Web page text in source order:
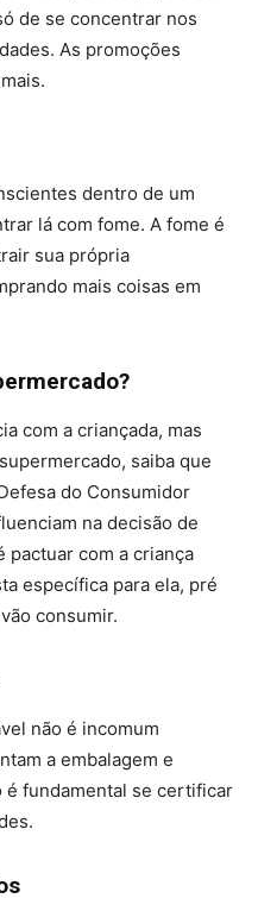
de se concentrar nos
As promoções
dentro de um
lá com fome. A fome é
sua própria
mais coisas em
com a criançada, mas
saiba que
do Consumidor
na decisão de
pactuar com a criança
específica para ela, pré
consumir.
não é incomum
a embalagem e
é fundamental se certificar